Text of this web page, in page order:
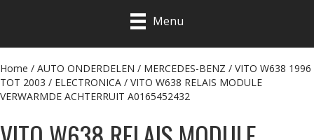
Menu
Home / AUTO ONDERDELEN / MERCEDES-BENZ / VITO W638 1996
TOT 2003 / ELECTRONICA / VITO W638 RELAIS MODULE
VERWARMDE ACHTERRUIT A0165452432